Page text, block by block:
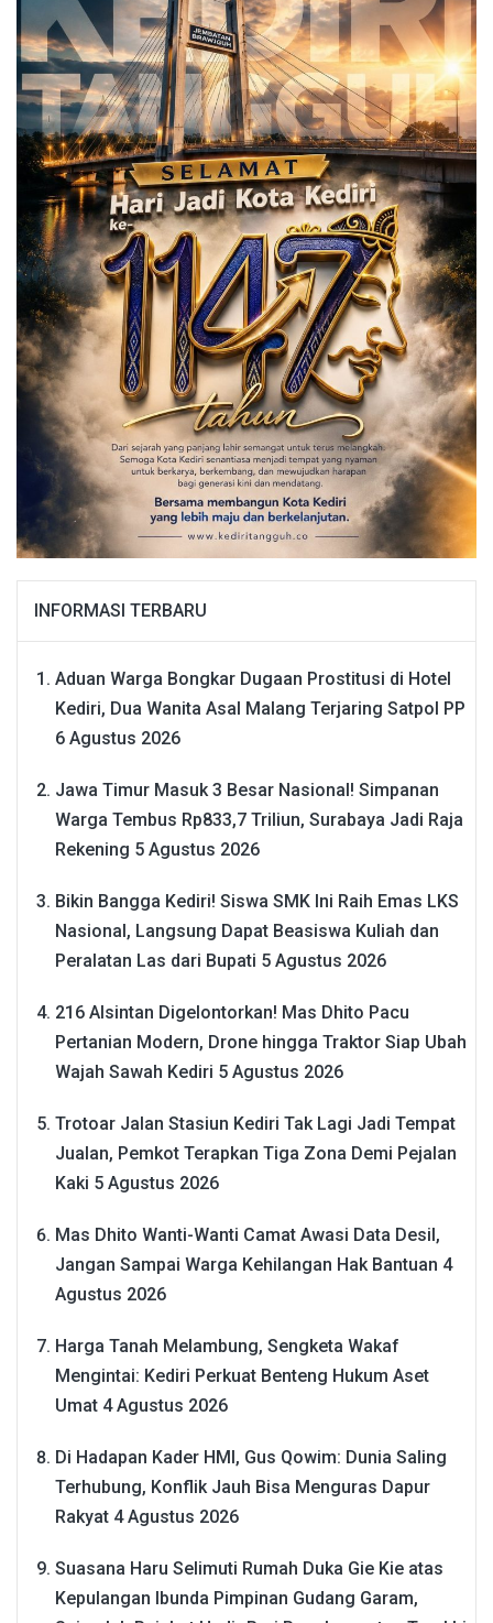
INFORMASI TERBARU
Aduan Warga Bongkar Dugaan Prostitusi di Hotel
Kediri, Dua Wanita Asal Malang Terjaring Satpol PP
6 Agustus 2026
Jawa Timur Masuk 3 Besar Nasional! Simpanan
Warga Tembus Rp833,7 Triliun, Surabaya Jadi Raja
Rekening 5 Agustus 2026
Bikin Bangga Kediri! Siswa SMK Ini Raih Emas LKS
Nasional, Langsung Dapat Beasiswa Kuliah dan
Peralatan Las dari Bupati 5 Agustus 2026
216 Alsintan Digelontorkan! Mas Dhito Pacu
Pertanian Modern, Drone hingga Traktor Siap Ubah
Wajah Sawah Kediri 5 Agustus 2026
Trotoar Jalan Stasiun Kediri Tak Lagi Jadi Tempat
Jualan, Pemkot Terapkan Tiga Zona Demi Pejalan
Kaki 5 Agustus 2026
Mas Dhito Wanti-Wanti Camat Awasi Data Desil,
Jangan Sampai Warga Kehilangan Hak Bantuan 4
Agustus 2026
Harga Tanah Melambung, Sengketa Wakaf
Mengintai: Kediri Perkuat Benteng Hukum Aset
Umat 4 Agustus 2026
Di Hadapan Kader HMI, Gus Qowim: Dunia Saling
Terhubung, Konflik Jauh Bisa Menguras Dapur
Rakyat 4 Agustus 2026
Suasana Haru Selimuti Rumah Duka Gie Kie atas
Kepulangan Ibunda Pimpinan Gudang Garam,